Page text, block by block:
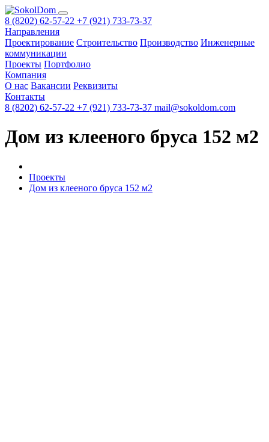
8 (8202) 62-57-22 +7 (921) 733-73-37
Направления
Проектирование Строительство Производство Инженерные
коммуникации
Проекты Портфолио
Компания
О нас Вакансии Реквизиты
Контакты
8 (8202) 62-57-22 +7 (921) 733-73-37 mail@sokoldom.com
Дом из клееного бруса 152 м2
Проекты
Дом из клееного бруса 152 м2